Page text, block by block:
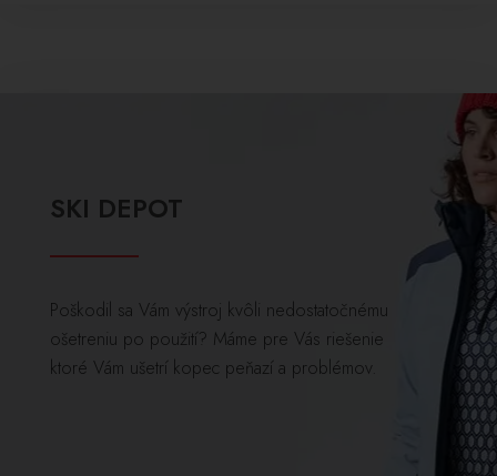
SKI DEPOT
Poškodil sa Vám výstroj kvôli nedostatočnému
ošetreniu po použití? Máme pre Vás riešenie
ktoré Vám ušetrí kopec peňazí a problémov.